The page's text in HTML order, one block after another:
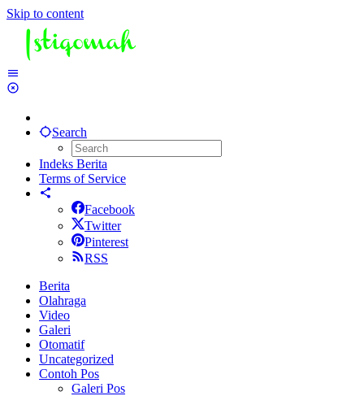
Skip to content
Search
Indeks Berita
Terms of Service
Facebook
Twitter
Pinterest
RSS
Berita
Olahraga
Video
Galeri
Otomatif
Uncategorized
Contoh Pos
Galeri Pos